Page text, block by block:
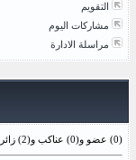
التقويم
مشاركات اليوم
مراسلة الادارة
(0) عضو و(0) عناكب و(2) زائر